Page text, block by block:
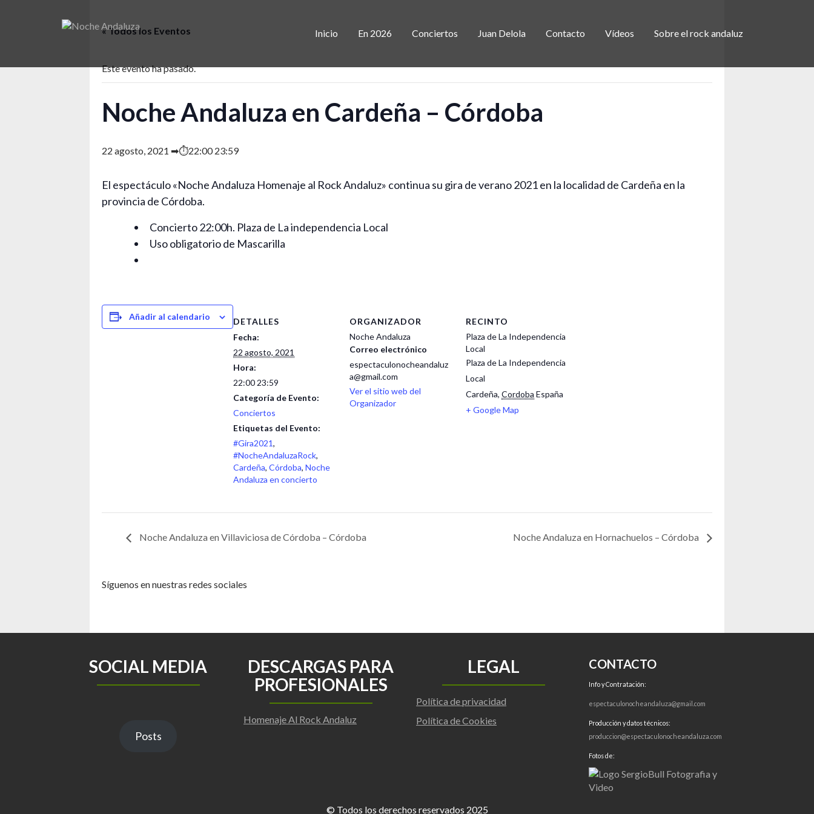
Inicio En 2026 Conciertos Juan Delola Contacto Vídeos Sobre el rock andaluz
« Todos los Eventos
Este evento ha pasado.
Noche Andaluza en Cardeña – Córdoba
22 agosto, 2021 ➡⏱22:00 23:59
El espectáculo «Noche Andaluza Homenaje al Rock Andaluz» continua su gira de verano 2021 en la localidad de Cardeña en la
provincia de Córdoba.
Concierto 22:00h. Plaza de La independencia Local
Uso obligatorio de Mascarilla
Añadir al calendario
DETALLES
Fecha:
22 agosto, 2021
Hora:
22:00 23:59
Categoría de Evento:
Conciertos
Etiquetas del Evento:
#Gira2021,
#NocheAndaluzaRock,
Cardeña, Córdoba, Noche
Andaluza en concierto
ORGANIZADOR
Noche Andaluza
Correo electrónico
espectaculonocheandaluz
a@gmail.com
Ver el sitio web del
Organizador
RECINTO
Plaza de La Independencia
Local
Plaza de La Independencia
Local
Cardeña, Cordoba España
+ Google Map
Noche Andaluza en Villaviciosa de Córdoba – Córdoba Noche Andaluza en Hornachuelos – Córdoba
Síguenos en nuestras redes sociales
SOCIAL MEDIA
Posts
DESCARGAS PARA
PROFESIONALES
Homenaje Al Rock Andaluz
LEGAL
Política de privacidad
Política de Cookies
CONTACTO
Info y Contratación:
espectaculonocheandaluza@gmail.com
Producción y datos técnicos:
produccion@espectaculonocheandaluza.com
Fotos de:
© Todos los derechos reservados 2025